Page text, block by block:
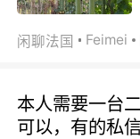
闲聊法国 Feimei
本人需要一台
可以，有的私